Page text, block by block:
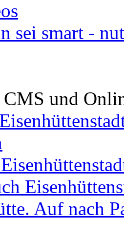
sei smart -
und
Auf nach